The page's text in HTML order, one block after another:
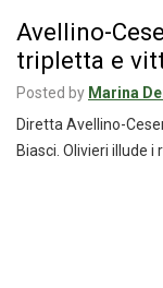
Avellino-
tripletta e
Posted by Marina
Diretta Avellino-
Biasci. Olivieri illude i